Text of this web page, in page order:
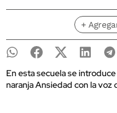
+
En esta secuela se
naranja Ansiedad con la voz